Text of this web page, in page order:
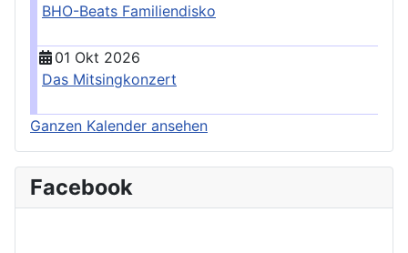
BHO-Beats Familiendisko
01 Okt 2026
Das Mitsingkonzert
Ganzen Kalender ansehen
Facebook